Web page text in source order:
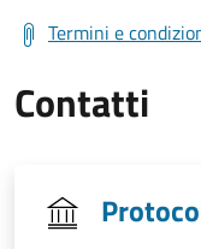
Termini e
Contatti